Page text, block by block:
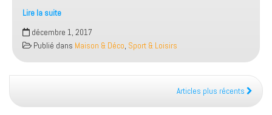
Lire la suite
Construire
une
piscine
extérieure,
4
indispensables
décembre 1, 2017
Publié dans Maison & Déco, Sport & Loisirs
Articles plus récents